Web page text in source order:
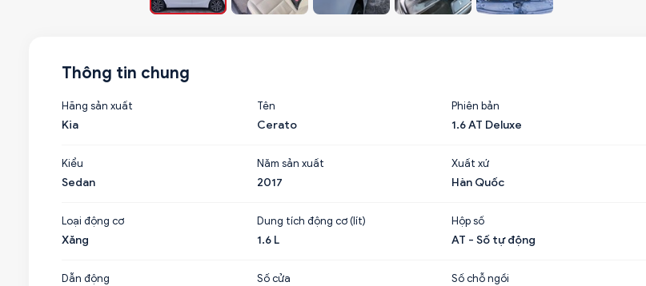
Thông tin chung
Hãng sản xuất
Kia
Tên
Cerato
Phiên bản
1.6 AT Deluxe
Kiểu
Sedan
Năm sản xuất
2017
Xuất xứ
Hàn Quốc
Loại động cơ
Xăng
Dung tích động cơ (lít)
1.6 L
Hộp số
AT - Số tự động
Dẫn động
Số cửa
Số chỗ ngồi